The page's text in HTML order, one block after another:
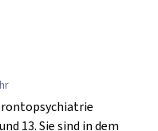
13. Sie sind in dem